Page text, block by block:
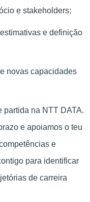
e stakeholders;
e definição
novas capacidades
partida na NTT DATA.
e apoiamos o teu
e
para identificar
de carreira